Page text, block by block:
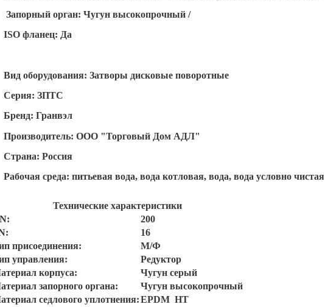
Запорный орган: Чугун высокопрочный /
ISO фланец: Да
Вид оборудования: Затворы дисковые поворотные
Серия: ЗПТС
Бренд: Гранвэл
Производитель: ООО "Торговый Дом АДЛ"
Страна: Россия
Рабочая среда: питьевая вода, вода котловая, вода, вода условно чистая
Технические характеристики
200
16
присоединения:
М/Ф
управления:
Редуктор
корпуса:
Чугун серый
запорного органа:
Чугун высокопрочный
седлового уплотнения:EPDM HT